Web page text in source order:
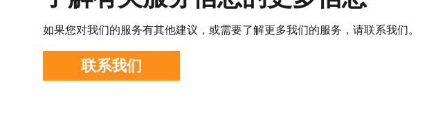
如果您对我们的服务有其他建议，或需要了解更多我们的服务，请联系我们。
联系我们